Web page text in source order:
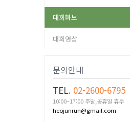
대회화보
대회영상
문의안내
TEL. 02-2600-6795
10:00~17:00 주말,공휴일 휴무
heojunrun@gmail.com